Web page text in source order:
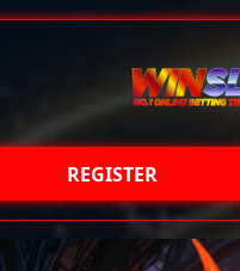
REGISTER